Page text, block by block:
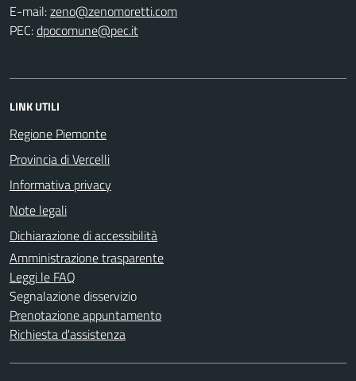
E-mail:
PEC:
LINK UTILI
Regione Piemonte
Provincia di Vercelli
Informativa privacy
Note legali
Dichiarazione di accessibilità
Amministrazione trasparente
Leggi le FAQ
Segnalazione disservizio
Prenotazione appuntamento
Richiesta d'assistenza